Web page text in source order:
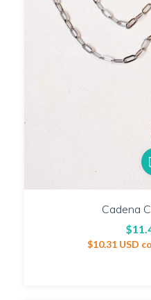
Cadena
$10.31 USD